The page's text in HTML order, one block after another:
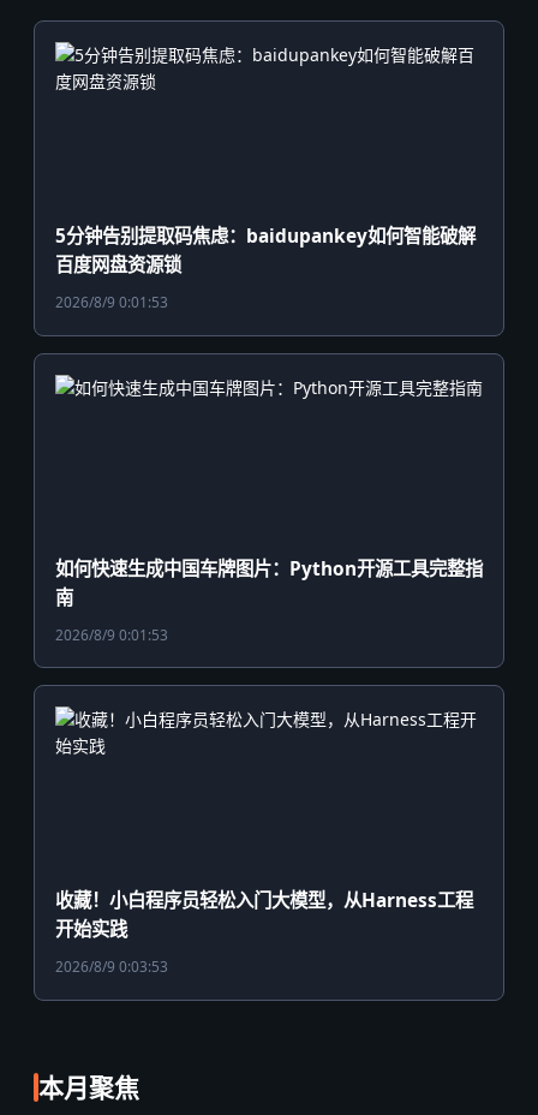
5分钟告别提取码焦虑：baidupankey如何智能破解
百度网盘资源锁
2026/8/9 0:01:53
如何快速生成中国车牌图片：Python开源工具完整指
南
2026/8/9 0:01:53
收藏！小白程序员轻松入门大模型，从Harness工程
开始实践
2026/8/9 0:03:53
本月聚焦